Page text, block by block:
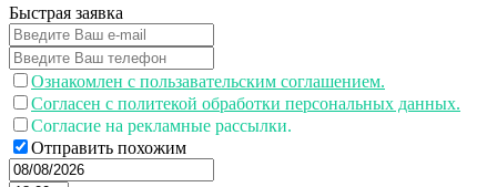
Быстрая заявка
Ознакомлен с пользавательским соглашением.
Согласен с политекой обработки персональных данных.
Согласие на рекламные рассылки.
Отправить похожим